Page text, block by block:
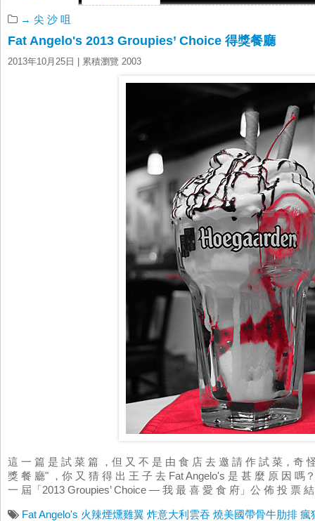
→ 尖 沙 咀
Fat Angelo's 2013 Groupies’ Choice 得獎餐廳
2013年10月25日 | 累積瀏覽 2003
這 一 篇 是 試 菜 篇 ，但 又 不 是 由 食 店 去 邀 請 作 試 菜，奇
獎 餐 廳" ，你 又 猜 得 出 王 子 去 Fat Angelo's 是 甚 麼 原 因 嗎
一 屆「2013 Groupies’ Choice — 我 最 喜 愛 食 府」公 佈 投 票
Fat Angelo's 火辣煙燻雞翼 炸意大利雲吞 燒美國帶骨牛肋排 瘋